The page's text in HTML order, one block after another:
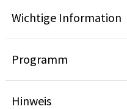
Wichtige Information
Programm
Hinweis